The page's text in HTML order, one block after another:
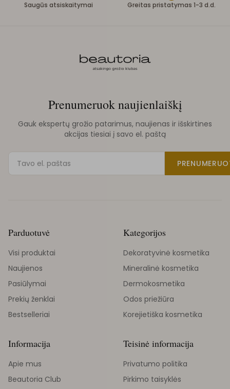
Saugūs atsiskaitymai Greitas pristatymas 1-3 d.d.
Prenumeruok naujienlaiškį
Gauk ekspertų grožio patarimus, naujienas ir išskirtines
akcijas tiesiai į savo el. paštą
Parduotuvė
Visi produktai
Naujienos
Pasiūlymai
Prekių ženklai
Bestselleriai
Kategorijos
Dekoratyvinė kosmetika
Mineralinė kosmetika
Dermokosmetika
Odos priežiūra
Korejietiška kosmetika
Informacija
Apie mus
Beautoria Club
Teisinė informacija
Privatumo politika
Pirkimo taisyklės